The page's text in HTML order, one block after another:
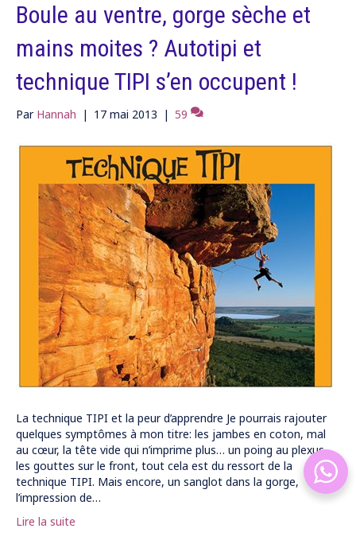
Boule au ventre, gorge sèche et
mains moites ? Autotipi et
technique TIPI s’en occupent !
Par Hannah | 17 mai 2013 | 59
La technique TIPI et la peur d’apprendre Je pourrais rajouter
quelques symptômes à mon titre: les jambes en coton, mal
au cœur, la tête vide qui n’imprime plus… un poing au plexus,
les gouttes sur le front, tout cela est du ressort de la
technique TIPI. Mais encore, un sanglot dans la gorge,
l’impression de…
Lire la suite